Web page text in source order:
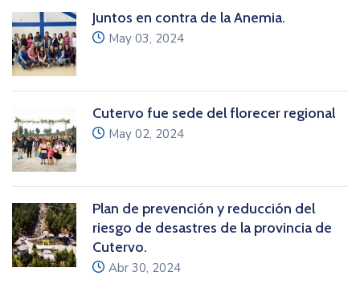
Juntos en contra de la Anemia.
icon
May 03, 2024
Cutervo fue sede del florecer regional
icon
May 02, 2024
Plan de prevención y reducción del
riesgo de desastres de la provincia de
Cutervo.
icon
Abr 30, 2024